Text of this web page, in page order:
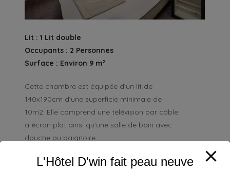
Lit : 1 Lit double
Occupants : 2 Personnes
Surface : Environ 9 m²
Cette chambre est équipée d’un lit de
140x190cm d’une superficie minimale de
10m2. Elle comprend une télévision par câble
à écran plat ainsi qu’une salle de bain avec
douche ou baignoire.
Une bouilloire électrique est disponible en
L'Hôtel D'win fait peau neuve